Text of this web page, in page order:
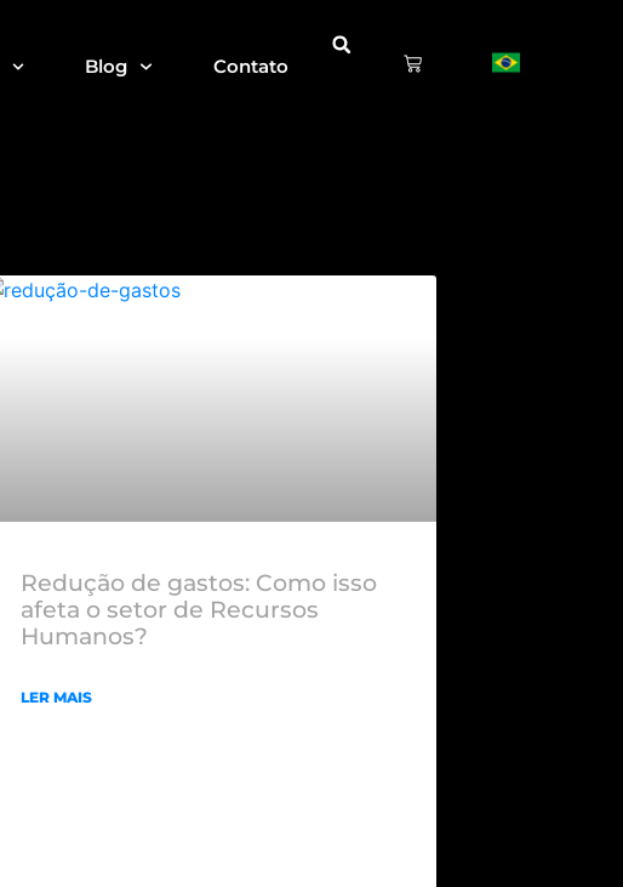
Blog Contato
Redução de gastos: Como isso
afeta o setor de Recursos
Humanos?
LER MAIS